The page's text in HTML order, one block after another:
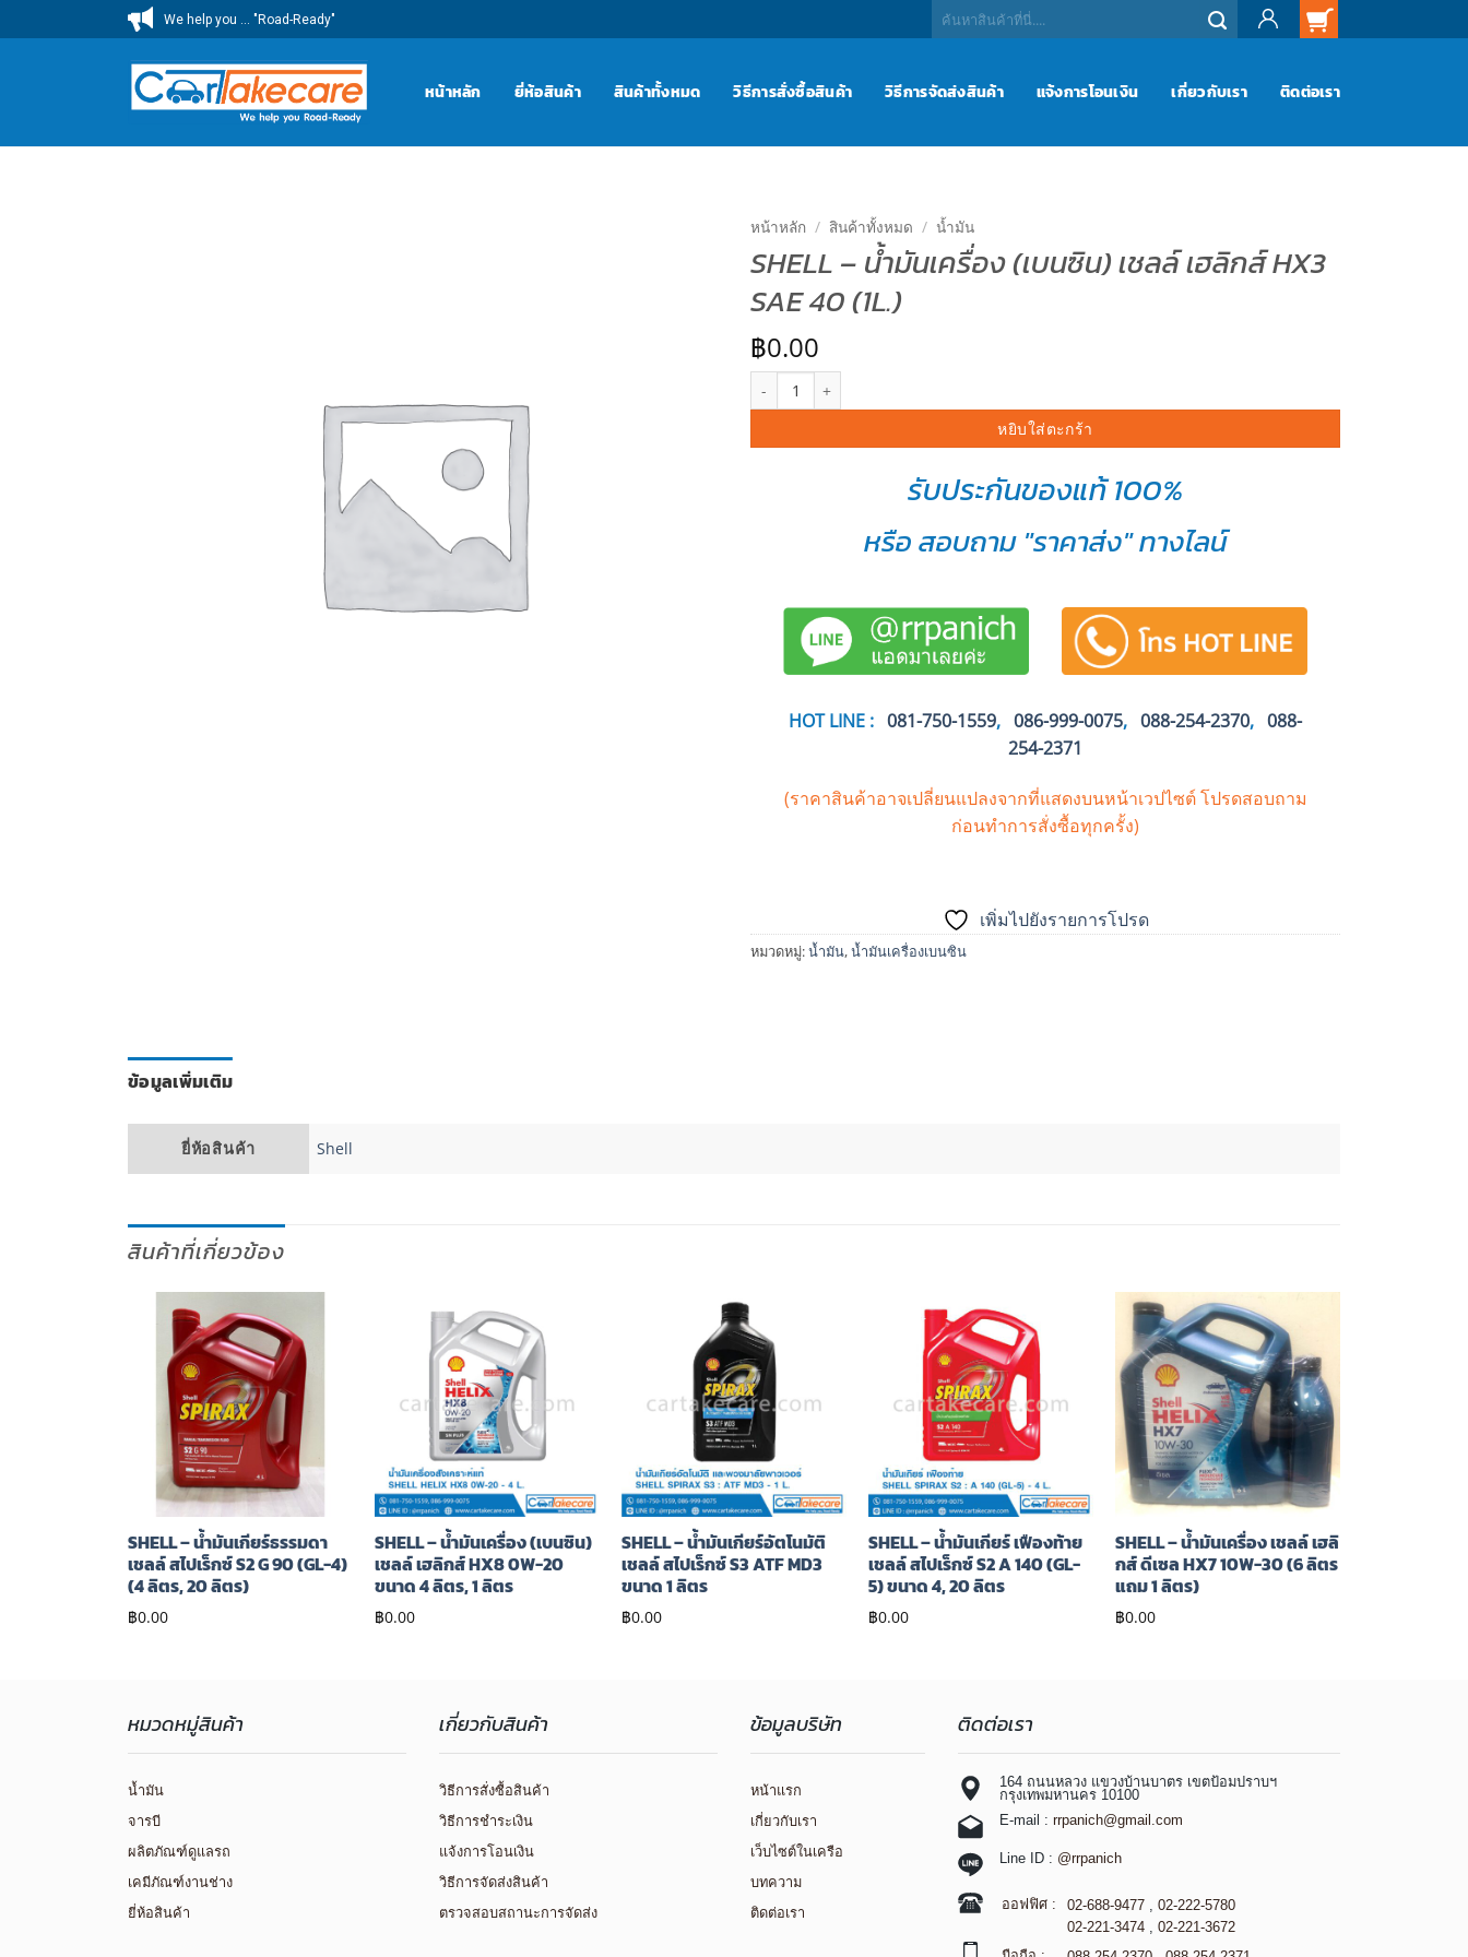
ไป
We help you ... "Road-Ready" ค้นหา:
หน้าหลัก ยี่ห้อสินค้า สินค้าทั้งหมด วิธีการสั่งซื้อสินค้า วิธีการจัดส่งสินค้า แจ้งการโอนเงิน เกี่ยวกับเรา ติดต่อเรา
หน้าหลัก / สินค้าทั้งหมด / น้ำมัน
SHELL – น้ำมันเครื่อง (เบนซิน) เชลล์ เฮลิกส์ HX3
SAE 40 (1L.)
฿0.00
จำนวน SHELL – น้ำมันเครื่อง (เบนซิน) เชลล์ เฮลิกส์ HX3 SAE 40 (1L.) ชิ้น
หยิบใส่ตะกร้า
รับประกันของแท้ 100%
หรือ สอบถาม "ราคาส่ง" ทางไลน์
HOT LINE : 081-750-1559, 086-999-0075, 088-254-2370, 088-
254-2371
(ราคาสินค้าอาจเปลี่ยนแปลงจากที่แสดงบนหน้าเวปไซต์โปรดสอบถาม
ก่อนทำการสั่งซื้อทุกครั้ง)
เพิ่มไปยังรายการโปรด
หมวดหมู่:น้ำมัน,น้ำมันเครื่องเบนซิน
ข้อมูลเพิ่มเติม
ยี่ห้อสินค้า Shell
สินค้าที่เกี่ยวข้อง
เพิ่มไป
รายการ
โปรด
SHELL – น้ำมันเกียร์ธรรมดา
เชลล์ สไปเร็กซ์ S2 G 90 (GL-4)
(4 ลิตร, 20 ลิตร)
฿0.00
โปรด
SHELL – น้ำมันเครื่อง (เบนซิน)
เชลล์ เฮลิกส์ HX8 0W-20
ขนาด 4 ลิตร, 1 ลิตร
฿0.00
โปรด
SHELL – น้ำมันเกียร์อัตโนมัติ
เชลล์ สไปเร็กซ์ S3 ATF MD3
ขนาด 1 ลิตร
฿0.00
โปรด
SHELL – น้ำมันเกียร์ เฟืองท้าย
เชลล์ สไปเร็กซ์ S2 A 140 (GL-
5) ขนาด 4, 20 ลิตร
฿0.00
เพิ่มไป
ยัง
รายการ
โปรด
SHELL – น้ำมันเครื่อง เชลล์ เฮลิ
กส์ ดีเซล HX7 10W-30 (6 ลิตร
แถม 1 ลิตร)
฿0.00
หมวดหมู่สินค้า
น้ำมัน
จารบี
ผลิตภัณฑ์ดูแลรถ
เคมีภัณฑ์งานช่าง
ยี่ห้อสินค้า
เกี่ยวกับสินค้า
วิธีการสั่งซื้อสินค้า
วิธีการชำระเงิน
แจ้งการโอนเงิน
วิธีการจัดส่งสินค้า
ตรวจสอบสถานะการจัดส่ง
ข้อมูลบริษัท
หน้าแรก
เกี่ยวกับเรา
เว็บไซต์ในเครือ
บทความ
ติดต่อเรา
ติดต่อเรา
164 ถนนหลวง แขวงบ้านบาตร เขตป้อมปราบฯ
กรุงเทพมหานคร 10100
E-mail : rrpanich@gmail.com
Line ID : @rrpanich
ออฟฟิศ : 02-688-9477 , 02-222-5780
02-221-3474 , 02-221-3672